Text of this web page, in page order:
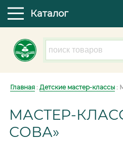
Каталог
Главная : Детские мастер-классы :
МАСТЕР-
СОВА»